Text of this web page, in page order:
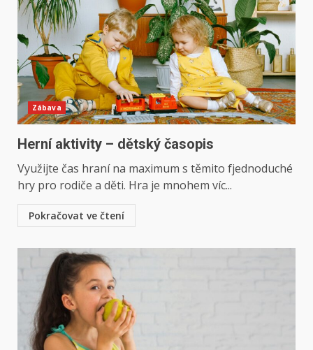
Zábava
Herní aktivity – dětský časopis
Využijte čas hraní na maximum s těmito fjednoduché
hry pro rodiče a děti. Hra je mnohem víc...
Pokračovat ve čtení